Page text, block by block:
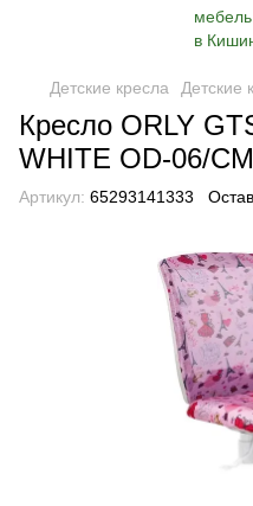
Детские кресла Детские
Кресло ORLY
WHITE OD-06/
Артикул: 65293141333